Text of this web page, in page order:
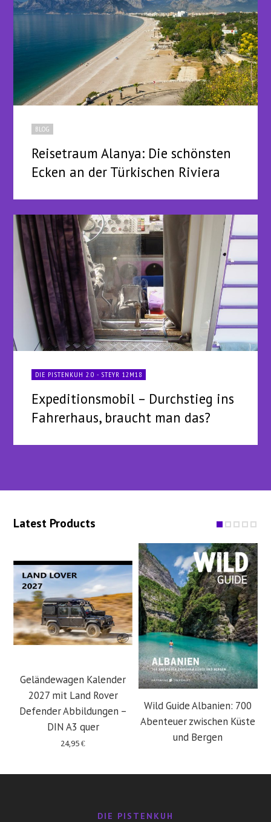
BLOG
Reisetraum Alanya: Die schönsten
Ecken an der Türkischen Riviera
DIE PISTENKUH 2.0 - STEYR 12M18
Expeditionsmobil – Durchstieg ins
Fahrerhaus, braucht man das?
Latest Products
Geländewagen Kalender
2027 mit Land Rover
Defender Abbildungen –
DIN A3 quer
24,95€
Wild Guide Albanien: 700
Abenteuer zwischen Küste
und Bergen
DIE PISTENKUH